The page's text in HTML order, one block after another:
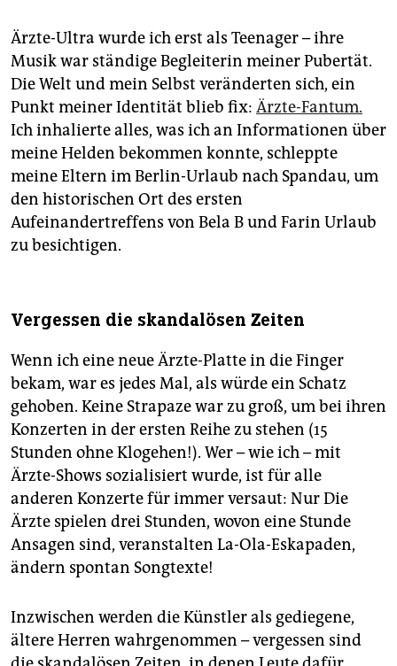
Ärzte-Ultra wurde ich erst als Teenager – ihre
Musik war ständige Begleiterin meiner Pubertät.
Die Welt und mein Selbst veränderten sich, ein
Punkt meiner Identität blieb fix: Ärzte-Fantum.
Ich inhalierte alles, was ich an Informationen über
meine Helden bekommen konnte, schleppte
meine Eltern im Berlin-Urlaub nach Spandau, um
den historischen Ort des ersten
Aufeinandertreffens von Bela B und Farin Urlaub
zu besichtigen.
Vergessen die skandalösen Zeiten
Wenn ich eine neue Ärzte-Platte in die Finger
bekam, war es jedes Mal, als würde ein Schatz
gehoben. Keine Strapaze war zu groß, um bei ihren
Konzerten in der ersten Reihe zu stehen (15
Stunden ohne Klogehen!). Wer – wie ich – mit
Ärzte-Shows sozialisiert wurde, ist für alle
anderen Konzerte für immer versaut: Nur Die
Ärzte spielen drei Stunden, wovon eine Stunde
Ansagen sind, veranstalten La-Ola-Eskapaden,
ändern spontan Songtexte!
Inzwischen werden die Künstler als gediegene,
ältere Herren wahrgenommen – vergessen sind